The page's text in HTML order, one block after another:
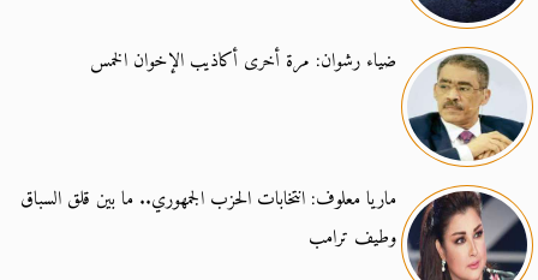
ضياء رشوان: مرة أخرى أكاذيب الإخوان الخمس
ماريا معلوف: انتخابات الحزب الجمهوري.. ما بين قلق السباق
وطيف ترامب